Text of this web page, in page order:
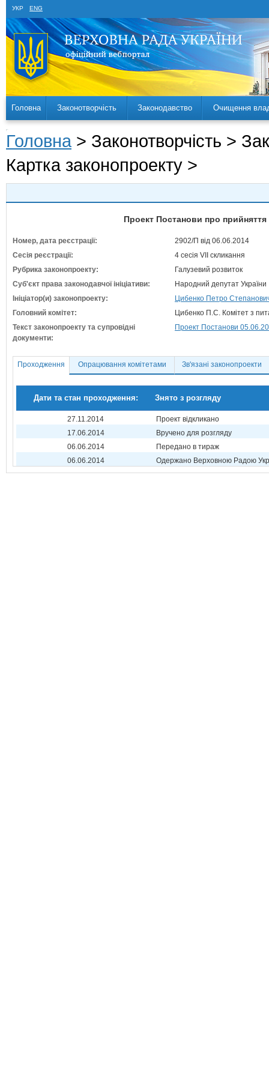
УКР ENG
Головна Законотворчість Законодавство Очищення
Головна > Законотворчість >
Картка законопроекту >
Проект Постанови про прийняття
Номер, дата реєстрації:
2902/П від 06.06.2014
Сесія реєстрації:
4 сесія VII скликання
Рубрика законопроекту:
Галузевий розвиток
Суб'єкт права законодавчої ініціативи:
Народний депутат України
Ініціатор(и) законопроекту:
Цибенко Петро
Головний комітет:
Цибенко П.С. Комітет з
Текст законопроекту та супровідні
документи:
Проект Постанови
Проходження Опрацювання комітетами Зв'язані законопроекти
Дати та стан проходження: Знято з розгляду
27.11.2014
Проект відкликано
17.06.2014
Вручено для розгляду
06.06.2014
Передано в тираж
06.06.2014
Одержано Верховною Радою